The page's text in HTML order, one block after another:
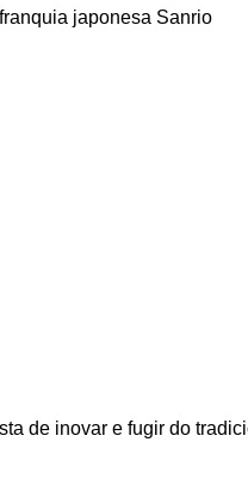
japonesa Sanrio
de inovar e fugir do